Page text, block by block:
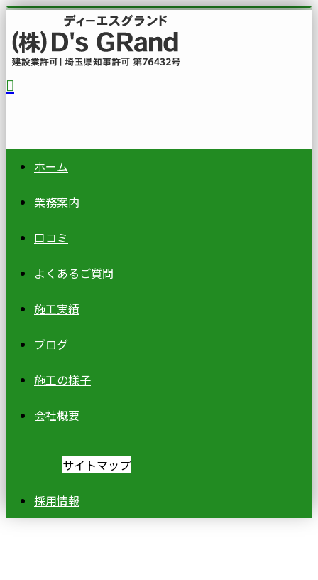
ホーム
業務案内
口コミ
よくあるご質問
施工実績
ブログ
施工の様子
会社概要
サイトマップ
採用情報